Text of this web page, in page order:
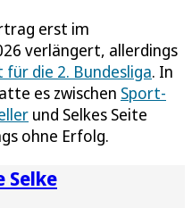
erst im
verlängert, allerdings
die 2. Bundesliga. In
es zwischen Sport-
und Selkes Seite
ohne Erfolg.
Selke